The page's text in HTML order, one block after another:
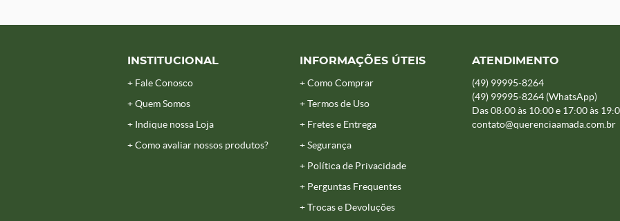
INSTITUCIONAL
Fale Conosco
Quem Somos
Indique nossa Loja
Como avaliar nossos produtos?
INFORMAÇÕES ÚTEIS
Como Comprar
Termos de Uso
Fretes e Entrega
Segurança
Política de Privacidade
Perguntas Frequentes
Trocas e Devoluções
ATENDIMENTO
(49) 99995-8264
(49) 99995-8264 (WhatsApp)
Das 08:00 às 10:00 e 17:00 às
contato@querenciaamada.com.br